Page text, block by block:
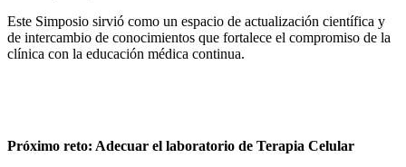
Este Simposio sirvió como un espacio de actualización científica y
de intercambio de conocimientos que fortalece el compromiso de la
clínica con la educación médica continua.
Próximo reto: Adecuar el laboratorio de Terapia Celular